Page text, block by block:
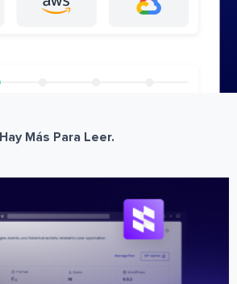
Hay Más Para Leer.